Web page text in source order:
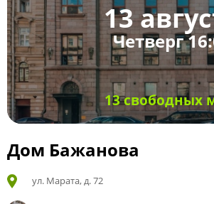
13
Четверг
13 свободных
Дом Бажанова
ул. Марата, д. 72